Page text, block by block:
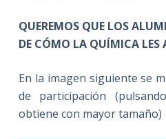
QUEREMOS QUE LOS
DE CÓMO LA QUÍMICA LES
En la imagen siguiente se
de participación
obtiene con mayor tamaño)